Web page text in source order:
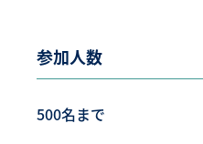
参加人数
500名まで